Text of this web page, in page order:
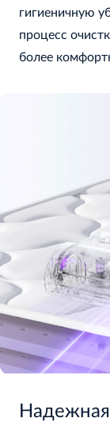
гигиеничную
процесс
более